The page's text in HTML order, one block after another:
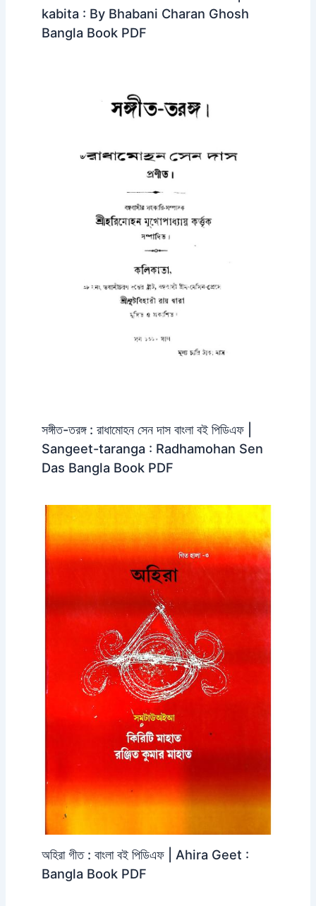
kabita : By Bhabani Charan Ghosh
Bangla Book PDF
সঙ্গীত-তরঙ্গ : রাধামোহন সেন দাস বাংলা বই পিডিএফ |
Sangeet-taranga : Radhamohan Sen
Das Bangla Book PDF
অহিরা গীত : বাংলা বই পিডিএফ | Ahira Geet :
Bangla Book PDF